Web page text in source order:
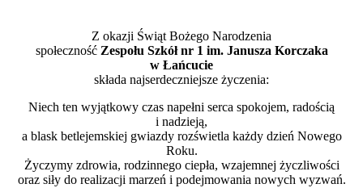
Z okazji Świąt Bożego Narodzenia
społeczność Zespołu Szkół nr 1 im. Janusza Korczaka
w Łańcucie
składa najserdeczniejsze życzenia:
Niech ten wyjątkowy czas napełni serca spokojem, radością
i nadzieją,
a blask betlejemskiej gwiazdy rozświetla każdy dzień Nowego
Roku.
Życzymy zdrowia, rodzinnego ciepła, wzajemnej życzliwości
oraz siły do realizacji marzeń i podejmowania nowych wyzwań.